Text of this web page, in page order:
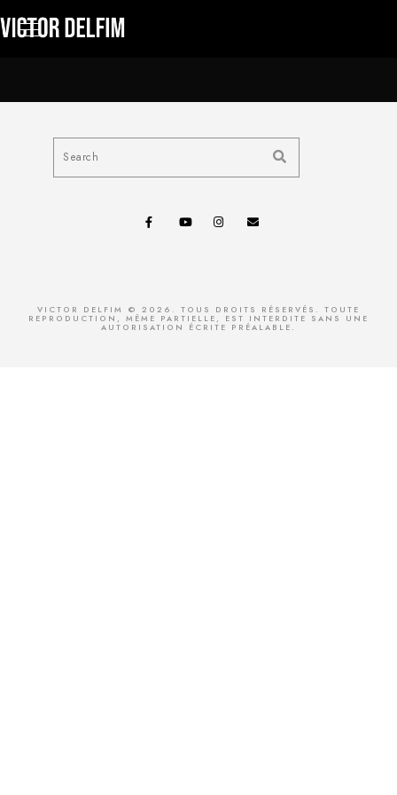
VICTOR DELFIM © 2026. TOUS DROITS RÉSERVÉS. TOUTE
REPRODUCTION, MÊME PARTIELLE, EST INTERDITE SANS UNE
AUTORISATION ÉCRITE PRÉALABLE.